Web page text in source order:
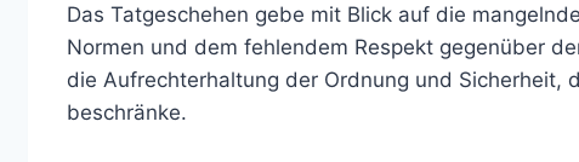
Das Tatgeschehen gebe mit Blick auf die
Normen und dem fehlendem Respekt gegenüber
die Aufrechterhaltung der Ordnung und Sicherheit,
beschränke.